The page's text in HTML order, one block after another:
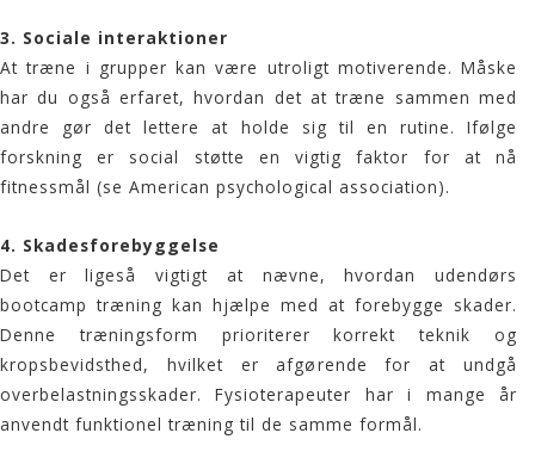
3. Sociale interaktioner
At træne i grupper kan være utroligt motiverende. Måske
har du også erfaret, hvordan det at træne sammen med
andre gør det lettere at holde sig til en rutine. Ifølge
forskning er social støtte en vigtig faktor for at nå
fitnessmål (se American psychological association).
4. Skadesforebyggelse
Det er ligeså vigtigt at nævne, hvordan udendørs
bootcamp træning kan hjælpe med at forebygge skader.
Denne træningsform prioriterer korrekt teknik og
kropsbevidsthed, hvilket er afgørende for at undgå
overbelastningsskader. Fysioterapeuter har i mange år
anvendt funktionel træning til de samme formål.